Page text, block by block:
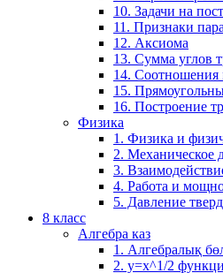
10. Задачи на
11. Признаки
12. Аксиома
13. Сумма углов
14. Соотношения
15.
16. Построение
Физика
1. Физика и
2. Механическое
3.
4. Работа и
5. Давление
8 класс
Алгебра каз
1. Алгебралық
2. у=х^1/2